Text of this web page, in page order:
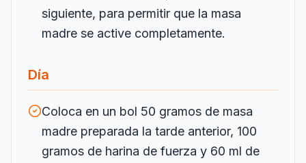
siguiente, para permitir que la masa
madre se active completamente.
Día
Coloca en un bol 50 gramos de masa
madre preparada la tarde anterior, 100
gramos de harina de fuerza y 60 ml de